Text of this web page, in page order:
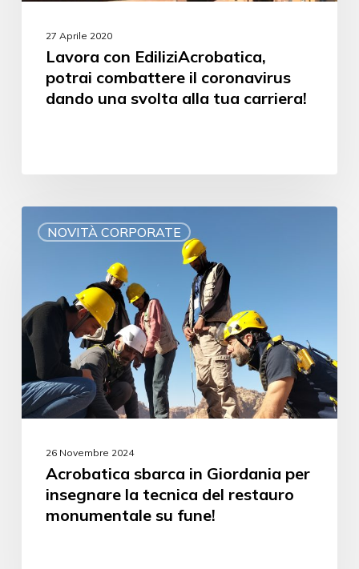
27 Aprile 2020
Lavora con EdiliziAcrobatica,
potrai combattere il coronavirus
dando una svolta alla tua carriera!
NOVITÀ CORPORATE
26 Novembre 2024
Acrobatica sbarca in Giordania per
insegnare la tecnica del restauro
monumentale su fune!